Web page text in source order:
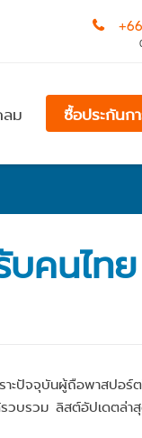
ลม ซื้อประกันก
บคนไท
ะปัจจุบันผู้ถือพาสปอร์
วบรวม ลิสต์อัปเดตล่า